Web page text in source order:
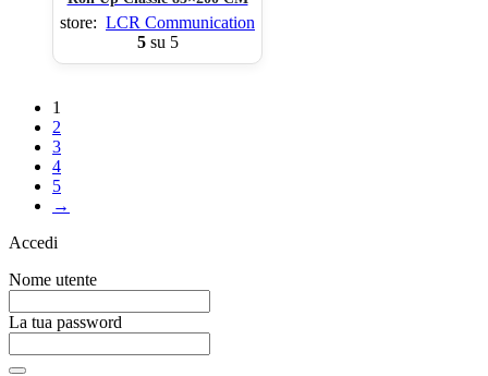
store: LCR Communication
5su 5
1
2
3
4
5
→
Accedi
Nome utente
La tua password